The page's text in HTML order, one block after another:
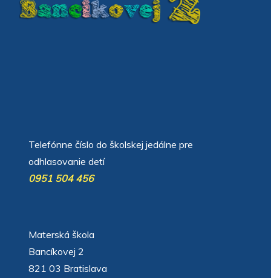
Telefónne číslo do školskej jedálne pre
odhlasovanie detí
0951 504 456
Materská škola
Bancíkovej 2
821 03 Bratislava